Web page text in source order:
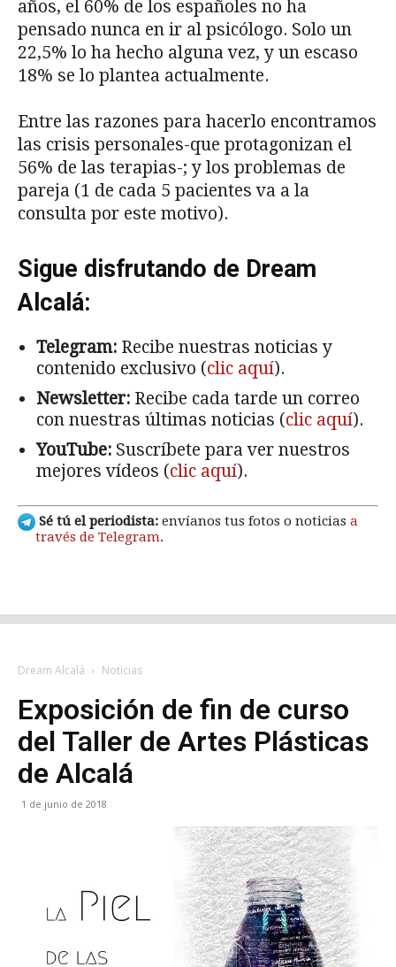
años, el 60% de los españoles no ha
pensado nunca en ir al psicólogo. Solo un
22,5% lo ha hecho alguna vez, y un escaso
18% se lo plantea actualmente.
Entre las razones para hacerlo encontramos
las crisis personales-que protagonizan el
56% de las terapias-; y los problemas de
pareja (1 de cada 5 pacientes va a la
consulta por este motivo).
Sigue disfrutando de Dream
Alcalá:
Telegram: Recibe nuestras noticias y
contenido exclusivo (clic aquí).
Newsletter: Recibe cada tarde un correo
con nuestras últimas noticias (clic aquí).
YouTube: Suscríbete para ver nuestros
mejores vídeos (clic aquí).
Sé tú el periodista: envíanos tus fotos o noticias a
través de Telegram.